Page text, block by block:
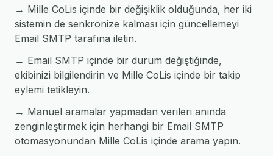
→ Mille CoLis içinde bir değişiklik olduğunda, her iki
sistemin de senkronize kalması için güncellemeyi
Email SMTP tarafına iletin.
→ Email SMTP içinde bir durum değiştiğinde,
ekibinizi bilgilendirin ve Mille CoLis içinde bir takip
eylemi tetikleyin.
→ Manuel aramalar yapmadan verileri anında
zenginleştirmek için herhangi bir Email SMTP
otomasyonundan Mille CoLis içinde arama yapın.